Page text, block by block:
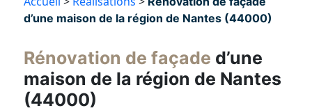
d’une maison de la région de Nantes (44000)
Rénovation de façade d’une
maison de la région de Nantes
(44000)